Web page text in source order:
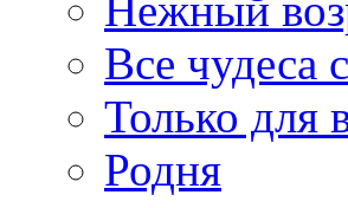
Все чудеса
Только для
Родня